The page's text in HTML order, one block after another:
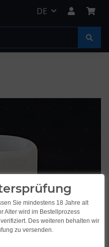
DE
Sie mindestens 18 Jahre alt
Alter wird im Bestellprozess
Des weiteren behalten wir
zu versenden.